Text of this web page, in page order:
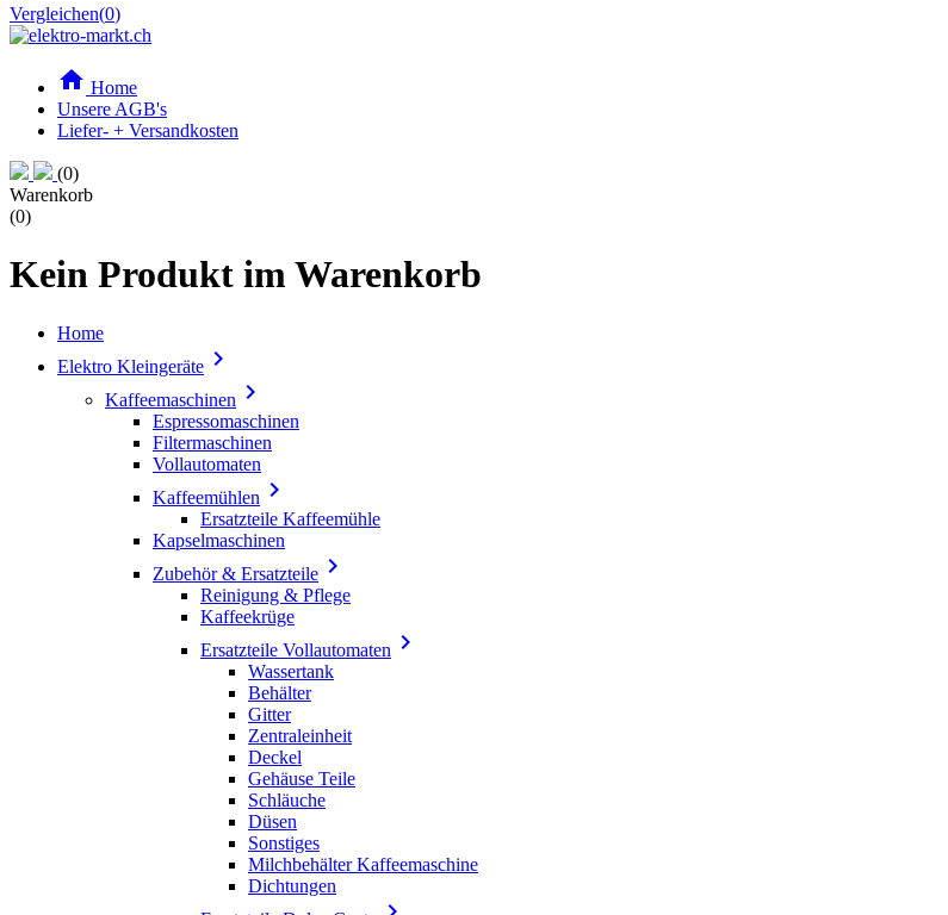
Vergleichen(0)
 Home
Unsere AGB's
Liefer- + Versandkosten
(0)
Warenkorb
(0)
Kein Produkt im Warenkorb
Home
Elektro Kleingeräte 
Kaffeemaschinen 
Espressomaschinen
Filtermaschinen
Vollautomaten
Kaffeemühlen 
Ersatzteile Kaffeemühle
Kapselmaschinen
Zubehör & Ersatzteile 
Reinigung & Pflege
Kaffeekrüge
Ersatzteile Vollautomaten 
Wassertank
Behälter
Gitter
Zentraleinheit
Deckel
Gehäuse Teile
Schläuche
Düsen
Sonstiges
Milchbehälter Kaffeemaschine
Dichtungen